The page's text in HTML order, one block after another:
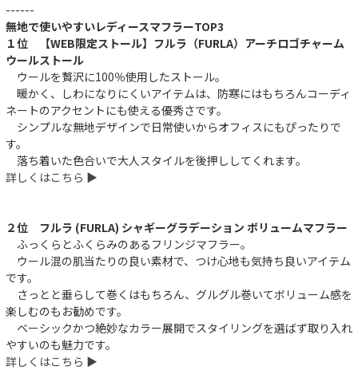
------
無地で使いやすいレディースマフラーTOP3
１位 【WEB限定ストール】フルラ（FURLA）アーチロゴチャーム
ウールストール
ウールを贅沢に100％使用したストール。
暖かく、しわになりにくいアイテムは、防寒にはもちろんコーディ
ネートのアクセントにも使える優秀さです。
シンプルな無地デザインで日常使いからオフィスにもぴったりで
す。
落ち着いた色合いで大人スタイルを後押ししてくれます。
詳しくはこちら ▶︎
２位 フルラ (FURLA) シャギーグラデーション ボリュームマフラー
ふっくらとふくらみのあるフリンジマフラー。
ウール混の肌当たりの良い素材で、つけ心地も気持ち良いアイテム
です。
さっとと垂らして巻くはもちろん、グルグル巻いてボリューム感を
楽しむのもお勧めです。
ベーシックかつ絶妙なカラー展開でスタイリングを選ばず取り入れ
やすいのも魅力です。
詳しくはこちら ▶︎